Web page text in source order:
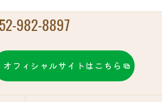
982-8897
オフィシャルサイトはこちら